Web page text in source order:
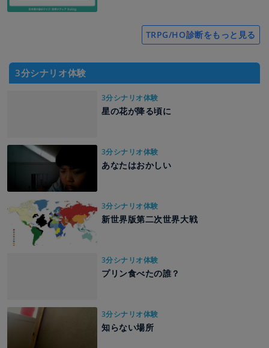
TRPG/HO診断をもっと見る
3分シナリオ体験
3分シナリオ体験
星の花が降る頃に
3分シナリオ体験
あなたはおかしい
3分シナリオ体験
新世界版第二次世界大戦
3分シナリオ体験
プリン食べたの誰？
3分シナリオ体験
知らない場所